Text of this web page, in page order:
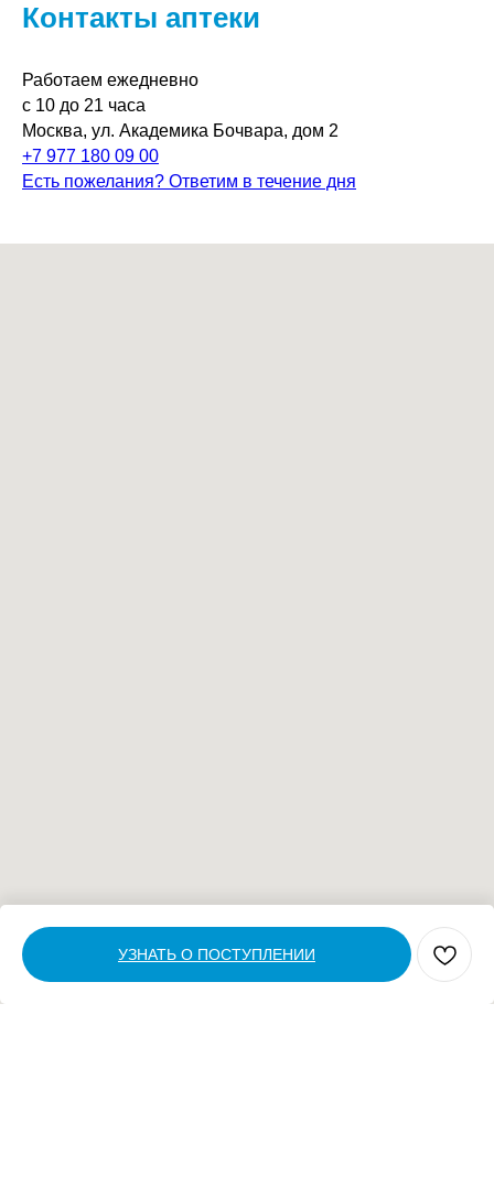
УЗНАТЬ О ПОСТУПЛЕНИИ
Контакты аптеки
Работаем ежедневно
с 10 до 21 часа
Москва, ул. Академика Бочвара, дом 2
+7 977 180 09 00
Есть пожелания? Ответим в течение дня